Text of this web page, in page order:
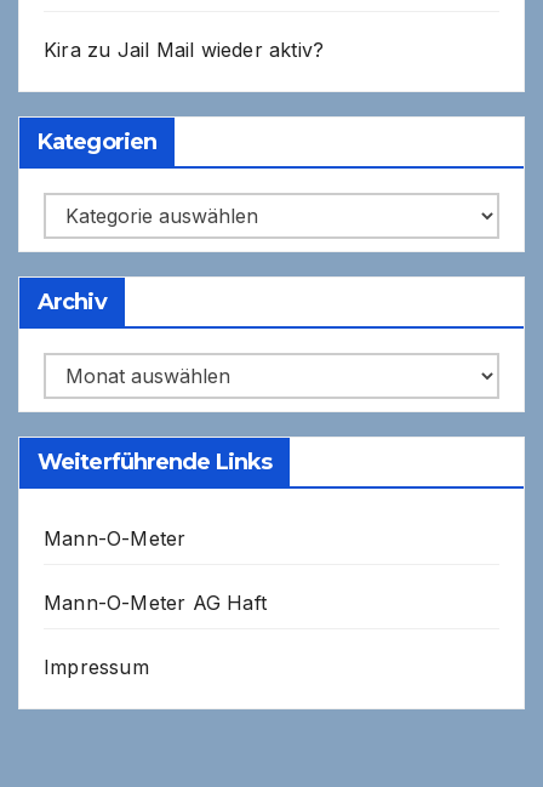
Kirazu Jail Mail wieder aktiv?
Kategorien
Kategorien
Archiv
Archiv
Weiterführende Links
Mann-O-Meter
Mann-O-Meter AG Haft
Impressum